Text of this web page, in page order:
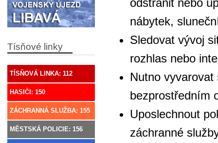
Tísňové linky
TÍSŇOVÁ LINKA: 112
HASIČI: 150
ZÁCHRANNÁ SLUŽBA: 155
MĚSTSKÁ POLICIE: 156
odstranit nebo
nábytek,
Sledovat vývoj
rozhlas nebo
Nutno
bezprostředním
Uposlechnout
záchranné